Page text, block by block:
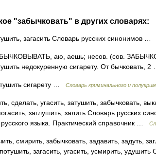
"забычковать" в других словарях:
загасить Словарь русских синонимов …
аю, аешь; несов. (сов.
недокуренную сигарету. От бычковать,
сигарету … Словарь криминального и
сделать, угасить, затушить, забычковать,
заглушить, залить Словарь русских
языка. Практический справочник …
смирить, забычковать, задавить, задуть,
загасить, угасить, усмирить,